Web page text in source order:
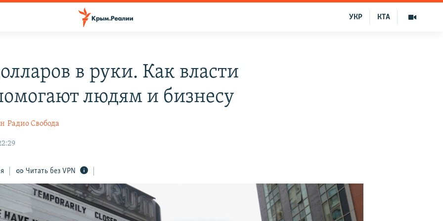
КТА
УКР
в руки. Как власти
людям и бизнесу
Радио Свобода
Читать без VPN